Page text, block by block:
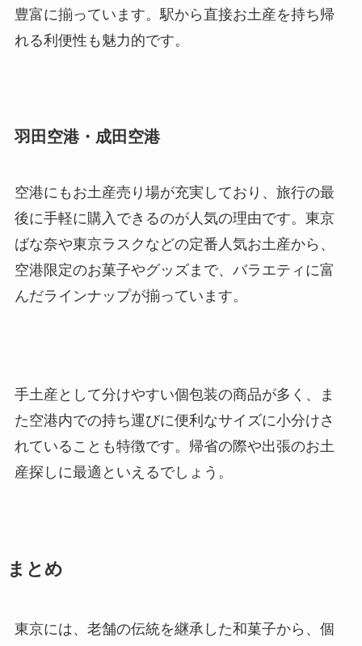
豊富に揃っています。駅から直接お土産を持ち帰
れる利便性も魅力的です。
羽田空港・成田空港
空港にもお土産売り場が充実しており、旅行の最
後に手軽に購入できるのが人気の理由です。東京
ばな奈や東京ラスクなどの定番人気お土産から、
空港限定のお菓子やグッズまで、バラエティに富
んだラインナップが揃っています。
手土産として分けやすい個包装の商品が多く、ま
た空港内での持ち運びに便利なサイズに小分けさ
れていることも特徴です。帰省の際や出張のお土
産探しに最適といえるでしょう。
まとめ
東京には、老舗の伝統を継承した和菓子から、個